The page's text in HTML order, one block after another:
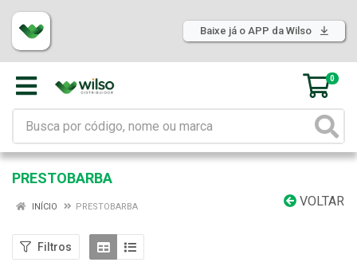
Baixe já o APP da Wilso
0
PRESTOBARBA
VOLTAR
INÍCIO PRESTOBARBA
Filtros